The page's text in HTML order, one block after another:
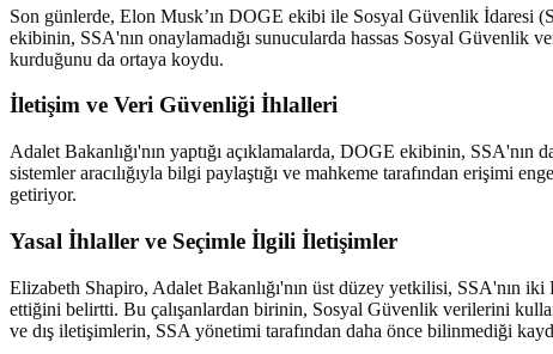
Son günlerde, Elon Musk’ın DOGE ekibi ile Sosyal Güvenlik İdaresi
ekibinin, SSA'nın onaylamadığı sunucularda hassas Sosyal Güvenlik
kurduğunu da ortaya koydu.
İletişim ve Veri Güvenliği İhlalleri
Adalet Bakanlığı'nın yaptığı açıklamalarda, DOGE ekibinin,
sistemler aracılığıyla bilgi paylaştığı ve mahkeme tarafından erişimi
getiriyor.
Yasal İhlaller ve Seçimle İlgili İletişimler
Elizabeth Shapiro, Adalet Bakanlığı'nın üst düzey yetkilisi, SSA'nın iki
ettiğini belirtti. Bu çalışanlardan birinin, Sosyal Güvenlik verilerini
ve dış iletişimlerin, SSA yönetimi tarafından daha önce bilinmediği